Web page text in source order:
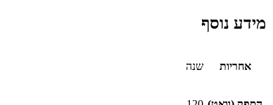
מידע נוסף
אחריות שנה